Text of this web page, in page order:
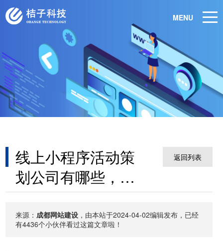
MENU
线上小程序活动策
划公司有哪些，线
上活动制作小程序
返回列表
来源：成都网站建设 ，由本站于2024-04-02编辑发布，已经
有4436个小伙伴看过这篇文章啦！